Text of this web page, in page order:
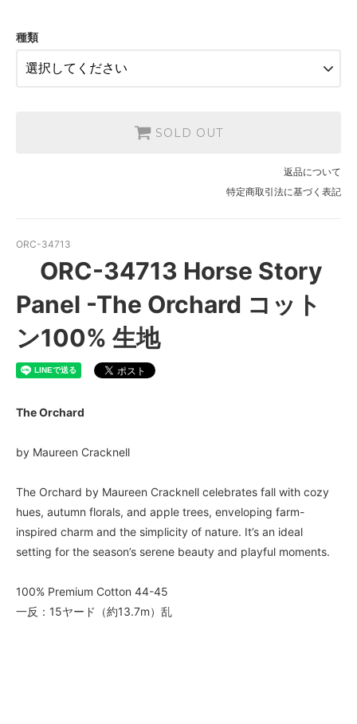
【2026/9/20〆10月発送予定分】
種類
SOLD OUT
返品について
特定商取引法に基づく表記
ORC-34713
ORC-34713 Horse Story
Panel -The Orchard コット
ン100% 生地
The Orchard
by Maureen Cracknell
The Orchard by Maureen Cracknell celebrates fall with cozy
hues, autumn florals, and apple trees, enveloping farm-
inspired charm and the simplicity of nature. It’s an ideal
setting for the season’s serene beauty and playful moments.
100% Premium Cotton 44-45
一反：15ヤード（約13.7m）乱